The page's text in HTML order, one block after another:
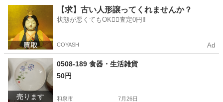
生活雑貨
【求】古い人形譲ってくれませんか？
状態が悪くてもOK🙆‍♀️査定0円‼️
COYASH Ad
売ります
0508-189 食器・生活雑貨
50円
和泉市 7月26日